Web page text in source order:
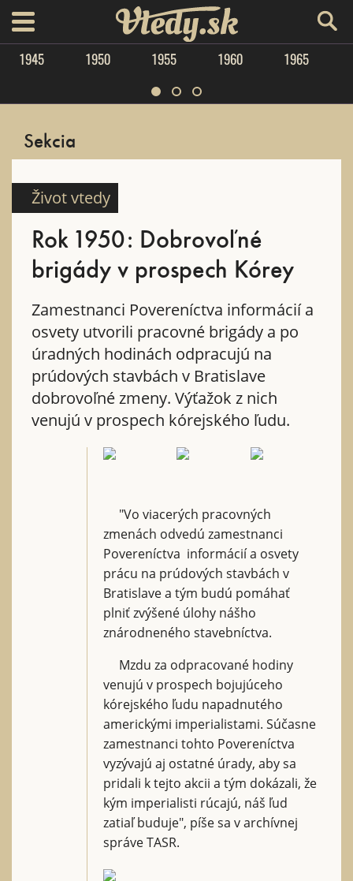
menu Vtedy.sk
1945 1950 1955 1960 1965
Sekcia
Život vtedy
Rok 1950: Dobrovoľné
brigády v prospech Kórey
Zamestnanci Povereníctva informácií a
osvety utvorili pracovné brigády a po
úradných hodinách odpracujú na
prúdových stavbách v Bratislave
dobrovoľné zmeny. Výťažok z nich
venujú v prospech kórejského ľudu.
"Vo viacerých pracovných
zmenách odvedú zamestnanci
Povereníctva informácií a osvety
prácu na prúdových stavbách v
Bratislave a tým budú pomáhať
plniť zvýšené úlohy nášho
znárodneného stavebníctva.
Mzdu za odpracované hodiny
venujú v prospech bojujúceho
kórejského ľudu napadnutého
americkými imperialistami. Súčasne
zamestnanci tohto Povereníctva
vyzývajú aj ostatné úrady, aby sa
pridali k tejto akcii a tým dokázali, že
kým imperialisti rúcajú, náš ľud
zatiaľ buduje", píše sa v archívnej
správe TASR.